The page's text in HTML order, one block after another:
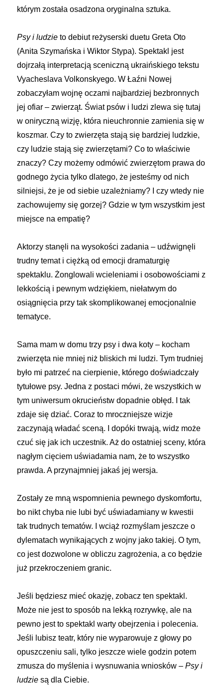
którym została osadzona oryginalna sztuka.
Psy i ludzie to debiut reżyserski duetu Greta Oto
(Anita Szymańska i Wiktor Stypa). Spektakl jest
dojrzałą interpretacją sceniczną ukraińskiego tekstu
Vyacheslava Volkonskyego. W Łaźni Nowej
zobaczyłam wojnę oczami najbardziej bezbronnych
jej ofiar – zwierząt. Świat psów i ludzi zlewa się tutaj
w oniryczną wizję, która nieuchronnie zamienia się w
koszmar. Czy to zwierzęta stają się bardziej ludzkie,
czy ludzie stają się zwierzętami? Co to właściwie
znaczy? Czy możemy odmówić zwierzętom prawa do
godnego życia tylko dlatego, że jesteśmy od nich
silniejsi, że je od siebie uzależniamy? I czy wtedy nie
zachowujemy się gorzej? Gdzie w tym wszystkim jest
miejsce na empatię?
Aktorzy stanęli na wysokości zadania – udźwignęli
trudny temat i ciężką od emocji dramaturgię
spektaklu. Żonglowali wcieleniami i osobowościami z
lekkością i pewnym wdziękiem, niełatwym do
osiągnięcia przy tak skomplikowanej emocjonalnie
tematyce.
Sama mam w domu trzy psy i dwa koty – kocham
zwierzęta nie mniej niż bliskich mi ludzi. Tym trudniej
było mi patrzeć na cierpienie, którego doświadczały
tytułowe psy. Jedna z postaci mówi, że wszystkich w
tym uniwersum okrucieństw dopadnie obłęd. I tak
zdaje się dziać. Coraz to mroczniejsze wizje
zaczynają władać sceną. I dopóki trwają, widz może
czuć się jak ich uczestnik. Aż do ostatniej sceny, która
nagłym cięciem uświadamia nam, że to wszystko
prawda. A przynajmniej jakaś jej wersja.
Zostały ze mną wspomnienia pewnego dyskomfortu,
bo nikt chyba nie lubi być uświadamiany w kwestii
tak trudnych tematów. I wciąż rozmyślam jeszcze o
dylematach wynikających z wojny jako takiej. O tym,
co jest dozwolone w obliczu zagrożenia, a co będzie
już przekroczeniem granic.
Jeśli będziesz mieć okazję, zobacz ten spektakl.
Może nie jest to sposób na lekką rozrywkę, ale na
pewno jest to spektakl warty obejrzenia i polecenia.
Jeśli lubisz teatr, który nie wyparowuje z głowy po
opuszczeniu sali, tylko jeszcze wiele godzin potem
zmusza do myślenia i wysnuwania wniosków –Psy i
ludzie są dla Ciebie.